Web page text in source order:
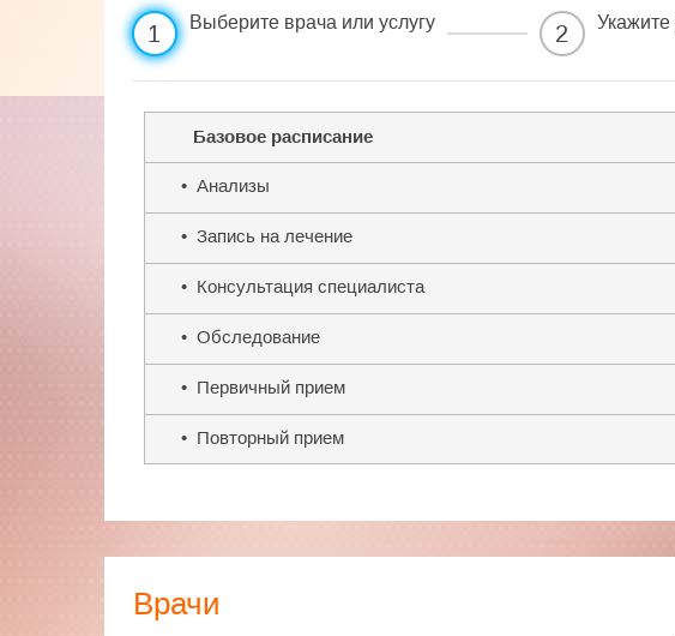
1 Выберите врача или услугу 2
Базовое расписание
• Анализы
• Запись на лечение
• Консультация специалиста
• Обследование
• Первичный прием
• Повторный прием
Врачи